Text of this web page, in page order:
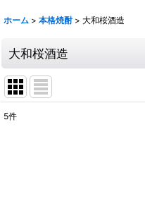
ホーム > 本格焼酎 > 大和桜酒造
大和桜酒造
5件